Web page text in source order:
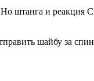
штанга и реакция
шайбу за